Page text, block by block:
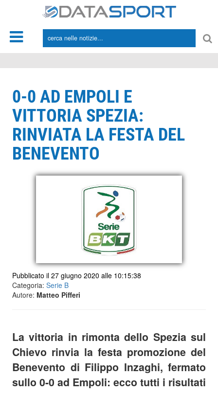
0-0 AD EMPOLI E
VITTORIA SPEZIA:
RINVIATA LA FESTA DEL
BENEVENTO
Pubblicato il 27 giugno 2020 alle 10:15:38
Categoria: Serie B
Autore: Matteo Pifferi
La vittoria in rimonta dello Spezia sul
Chievo rinvia la festa promozione del
Benevento di Filippo Inzaghi, fermato
sullo 0-0 ad Empoli: ecco tutti i risultati